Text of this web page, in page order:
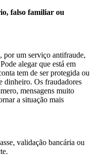
falso familiar ou
por um serviço antifraude,
alegar que está em
tem de ser protegida ou
dinheiro. Os fraudadores
mensagens muito
a situação mais
validação bancária ou